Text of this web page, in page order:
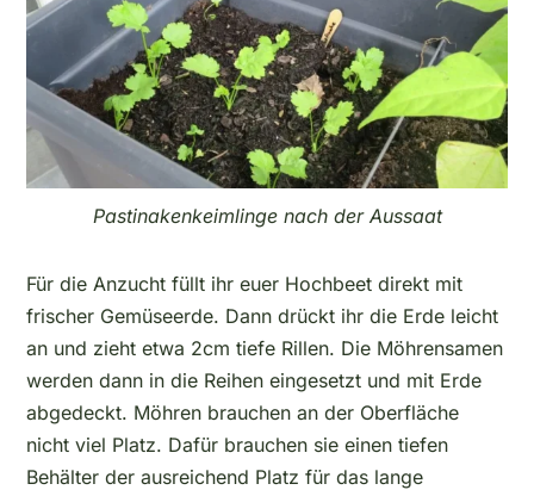
Pastinakenkeimlinge nach der Aussaat
Für die Anzucht füllt ihr euer Hochbeet direkt mit
frischer Gemüseerde. Dann drückt ihr die Erde leicht
an und zieht etwa 2cm tiefe Rillen. Die Möhrensamen
werden dann in die Reihen eingesetzt und mit Erde
abgedeckt. Möhren brauchen an der Oberfläche
nicht viel Platz. Dafür brauchen sie einen tiefen
Behälter der ausreichend Platz für das lange